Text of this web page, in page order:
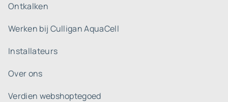
Ontkalken
Werken bij Culligan AquaCell
Installateurs
Over ons
Verdien webshoptegoed